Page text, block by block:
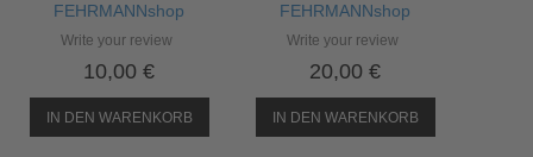
FEHRMANNshop
Write your review
10,00 €
IN DEN WARENKORB
FEHRMANNshop
Write your review
20,00 €
IN DEN WARENKORB